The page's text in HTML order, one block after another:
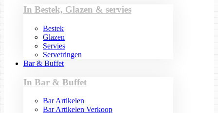
In Bestek, Glazen & servies
Bestek
Glazen
Servies
Servetringen
Bar & Buffet
In Bar & Buffet
Bar Artikelen
Bar Artikelen Verkoop